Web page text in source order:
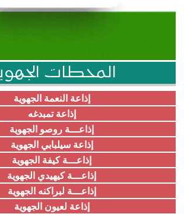
المحطات
إذاعة النعمة الجهوية
إذاعة تمبدغه
إذاعـــة روصو الجهوية
إذاعة سيلبابي الجهوية
إذاعـــة كيفة الجهوية
إذاعـــة كيهيدي الجهوية
إذاعـــة لبراكنه الجهوية
إذاعة لعيون الجهوية